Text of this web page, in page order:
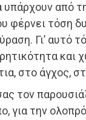
υπάρχουν από
φέρνει τόση
Γι’ αυτό
και
στο άγχος,
τον
για την